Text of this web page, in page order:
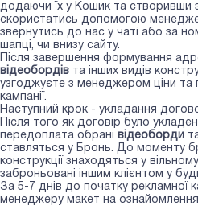
додаючи їх у Кошик та
скористатись допомогою
звернутись до нас у чаті або за
шапці, чи внизу сайту.
Після завершення формування
відеобордів та інших видів
узгоджуєте з менеджером ціни та
кампанії.
Наступний крок - укладання
Після того як договір було
передоплата обрані відеоборди
ставляться у Бронь. До моменту
конструкції знаходяться у
заброньовані іншим клієнтом у
За 5-7 днів до початку рекламної
менеджеру макет на